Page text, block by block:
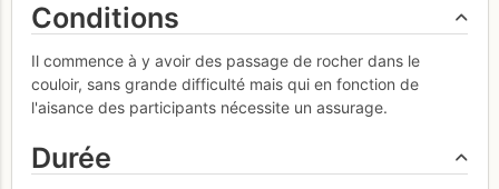
Conditions
Il commence à y avoir des passage de rocher dans le
couloir, sans grande difficulté mais qui en fonction de
l'aisance des participants nécessite un assurage.
Durée